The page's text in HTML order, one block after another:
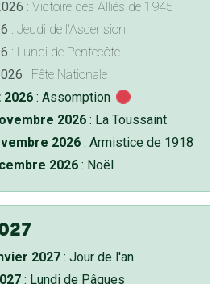
: Victoire des Alliés de 1945
: Jeudi de l'Ascension
: Lundi de Pentecôte
: Fête Nationale
2026 : Assomption
2026 : La Toussaint
2026 : Armistice de 1918
2026 : Noël
2027 : Jour de l'an
: Lundi de Pâques